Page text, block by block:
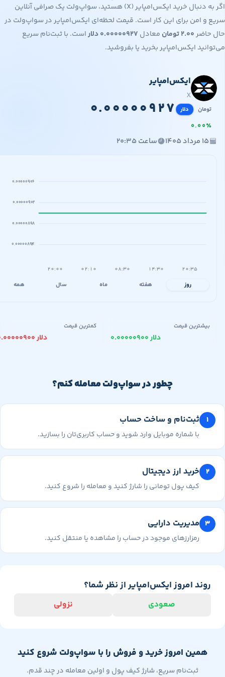
اگر به دنبال خرید ایکس‌امپایر (X) هستید، سواپ‌ولت یک صرافی آنلاین
امن برای این کار است. قیمت لحظه‌ای ایکس‌امپایر در سواپ‌ولت در
۲.۰۰تومانمعادل۰.۰۰۰۰۰۹۲۷دلاراست. با ثبت‌نام سریع
ایکس‌امپایر بخرید یا بفروشید.
ایکس‌امپایر
X
دلار ۰.۰۰۰۰۰۹۲۷
۰
ساعت ۲۰:۳۵
۰.۰۰۰۰۰۹۰۶
۰.۰۰۰۰۰۹۰۲
۰.۰۰۰۰۰۸۹۸
۰.۰۰۰۰۰۸۹۴
قیمت کمترین قیمت
چطور در سواپ‌ولت معامله کنم؟
ثبت‌نام و ساخت حساب
با شماره موبایل وارد شوید و حساب کاربری‌تان را بسازید.
خرید ارز دیجیتال
کیف پول تومانی را شارژ کنید و معامله را شروع کنید.
مدیریت دارایی
رمزارزهای موجود در حساب را مشاهده یا منتقل کنید.
امروز ایکس‌امپایر از نظر شما؟
صعودی نزولی
همین امروز خرید و فروش را با سواپ‌ولت شروع کنید
ثبت‌نام سریع، شارژ کیف پول و اولین معامله در چند قدم.